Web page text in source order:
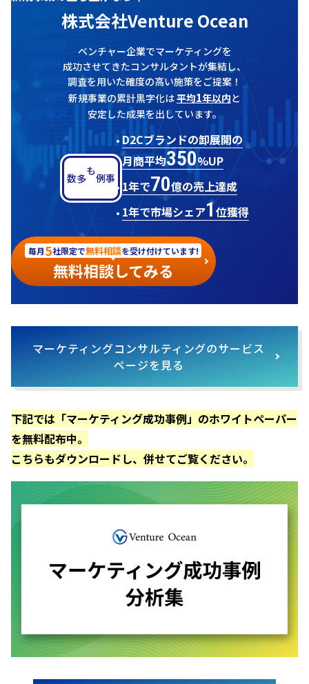
株式会社Venture Ocean
ベンチャー企業でマーケティングを
成功させてきたコンサルタントが集結し、
調査を用いた確度の高い施策をご提案！
新規事業の累計黒字化は平均1年以内と
安定した成果を出しています。
事例も
多数
D2Cブランドの卸展開の
月商平均350%UP
1年で70億の売上達成
1年で市場シェア1位獲得
毎月5社限定で無料相談を受け付けています!
無料相談してみる
マーケティングコンサルティングのサービス
ページを見る
下記では「マーケティング成功事例」のホワイトペーパー
を無料配布中。
こちらもダウンロードし、併せてご覧ください。